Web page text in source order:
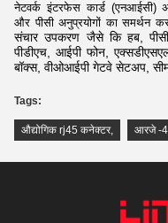
नेटवर्क इंटरफेस कार्ड (एनआईसी)
और पीसी अनुप्रयोगों का समर्थन
संचार उपकरण जैसे कि हब, पीसी
पीडीएच, आईपी फोन,
बॉक्स, वीओआईपी गेटवे सेटअप,
Tags:
औद्योगिक rj45 कनेक्टर, आरजे -